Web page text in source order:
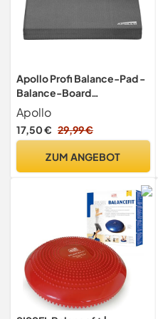
Apollo Profi Balance-Pad -
Balance-Board
Koordinationsmatte für
Fitness,Yoga und Pilates,
23,5 x 37,5 x 6 cm
Apollo
17,50 € 29,99 €
ZUM ANGEBOT